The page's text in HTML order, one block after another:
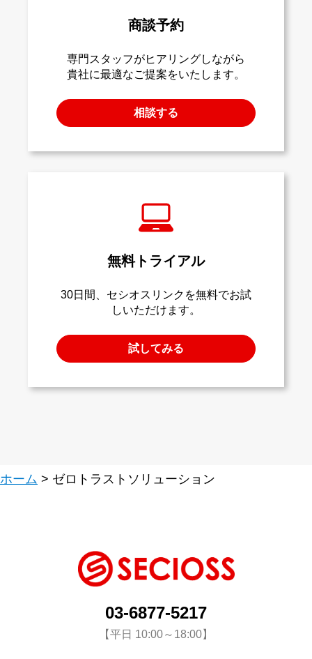
商談予約
専門スタッフがヒアリングしながら
貴社に最適なご提案をいたします。
相談する
無料トライアル
30日間、セシオスリンクを無料でお試
しいただけます。
試してみる
ホーム > ゼロトラストソリューション
03-6877-5217
【平日 10:00～18:00】